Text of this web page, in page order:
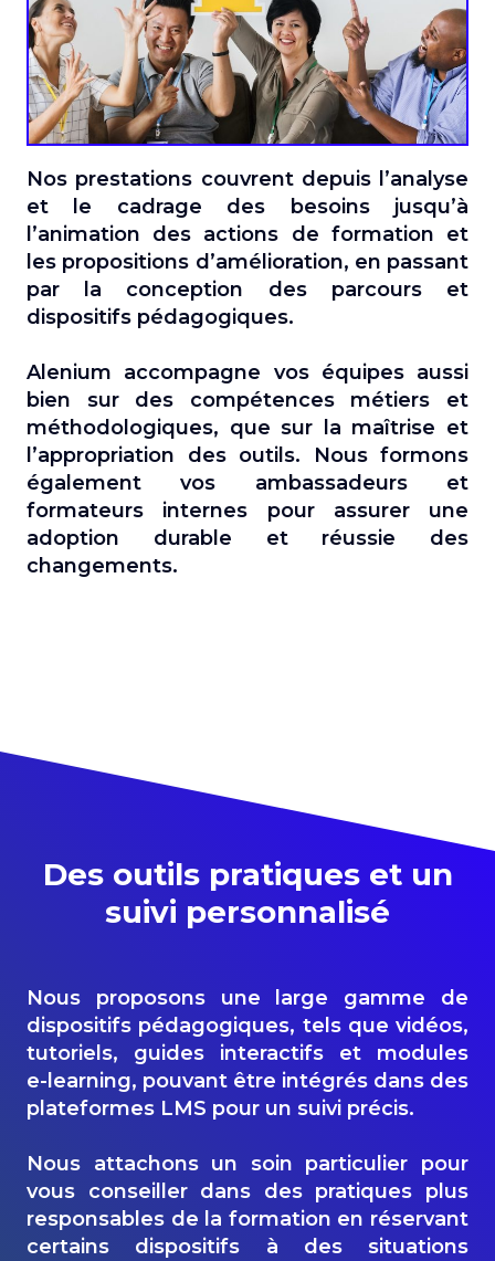
Nos prestations couvrent depuis l’analyse
et le cadrage des besoins jusqu’à
l’animation des actions de formation et
les propositions d’amélioration, en passant
par la conception des parcours et
dispositifs pédagogiques.
Alenium accompagne vos équipes aussi
bien sur des compétences métiers et
méthodologiques, que sur la maîtrise et
l’appropriation des outils. Nous formons
également vos ambassadeurset
formateurs internes pour assurer une
adoption durable et réussie des
changements.
Des outils pratiqueset un
suivi personnalisé
Nous proposons une large gamme de
dispositifs pédagogiques, tels que vidéos,
tutoriels, guides interactifs et modules
e-learning, pouvant être intégrés dans des
plateformes LMS pour un suivi précis.
Nous attachons un soin particulier pour
vous conseiller dans des pratiques plus
responsables de la formation en réservant
certains dispositifs à des situations